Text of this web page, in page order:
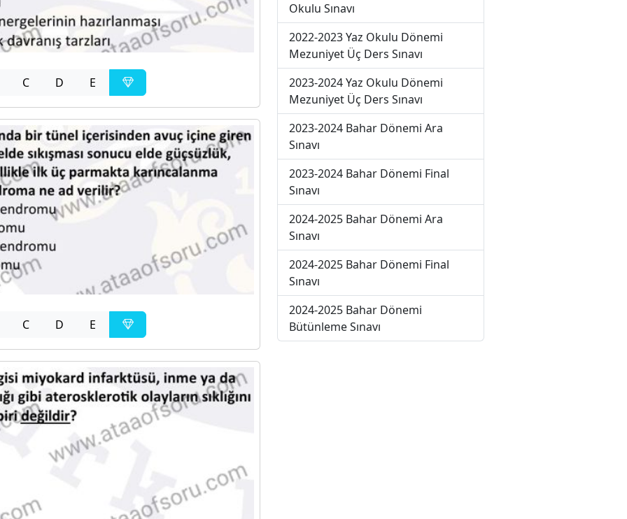
C D E
C D E
Okulu Sınavı
2022-2023 Yaz Okulu Dönemi
Mezuniyet Üç Ders Sınavı
2023-2024 Yaz Okulu Dönemi
Mezuniyet Üç Ders Sınavı
2023-2024 Bahar Dönemi Ara
Sınavı
2023-2024 Bahar Dönemi Final
Sınavı
2024-2025 Bahar Dönemi Ara
Sınavı
2024-2025 Bahar Dönemi Final
Sınavı
2024-2025 Bahar Dönemi
Bütünleme Sınavı